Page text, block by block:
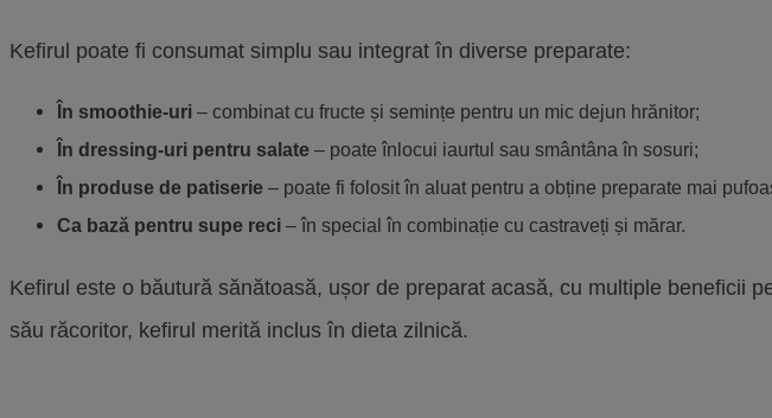
Kefirul poate fi consumat simplu sau integrat în diverse preparate:
În smoothie-uri – combinat cu fructe și semințe pentru un mic dejun hrănitor;
În dressing-uri pentru salate – poate înlocui iaurtul sau smântâna în sosuri;
În produse de patiserie – poate fi folosit în aluat pentru a obține preparate mai
Ca bază pentru supe reci – în special în combinație cu castraveți și mărar.
Kefirul este o băutură sănătoasă, ușor de preparat acasă, cu multiple beneficii
său răcoritor, kefirul merită inclus în dieta zilnică.